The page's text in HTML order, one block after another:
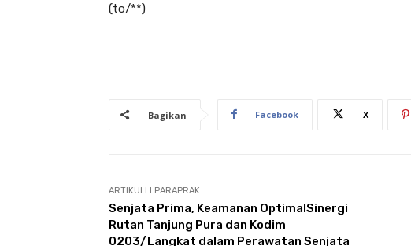
(to/**)
Bagikan Facebook X
ARTIKULLI PARAPRAK
Senjata Prima, Keamanan OptimalSinergi
Rutan Tanjung Pura dan Kodim
0203/Langkat dalam Perawatan Senjata